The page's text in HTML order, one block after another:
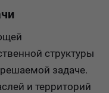
структуры
задаче.
и территорий